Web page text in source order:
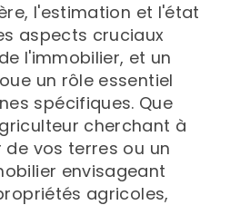
l'estimation et l'état
aspects cruciaux
l'immobilier, et un
un rôle essentiel
spécifiques. Que
cherchant à
de vos terres ou un
envisageant
agricoles,